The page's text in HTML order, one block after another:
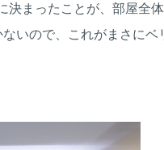
決まったことが、部屋全
いので、これがまさに